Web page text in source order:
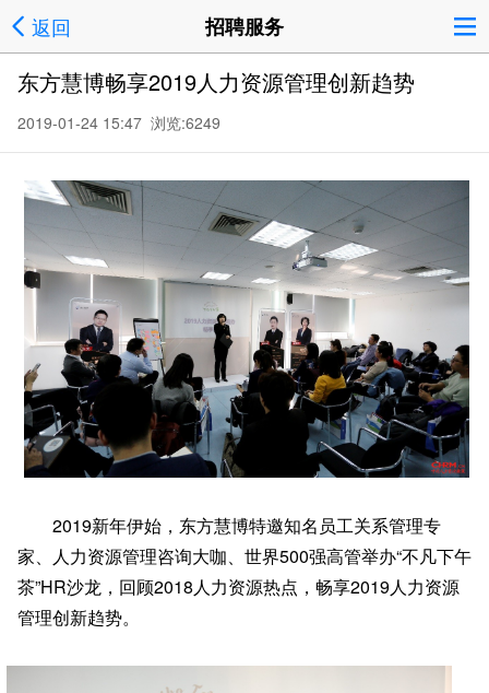
返回 招聘服务
东方慧博畅享2019人力资源管理创新趋势
2019-01-24 15:47 浏览:6249
2019新年伊始，东方慧博特邀知名员工关系管理专
家、人力资源管理咨询大咖、世界500强高管举办“不凡下午
茶”HR沙龙，回顾2018人力资源热点，畅享2019人力资源
管理创新趋势。